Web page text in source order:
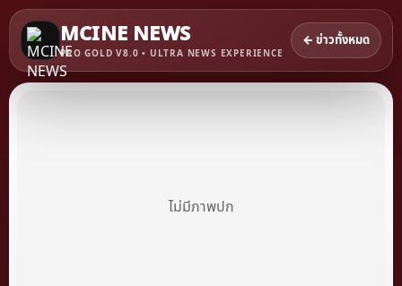
MCINE NEWS
PRO GOLD V8.0 • ULTRA NEWS EXPERIENCE
← ข่าวทั้งหมด
ไม่มีภาพปก